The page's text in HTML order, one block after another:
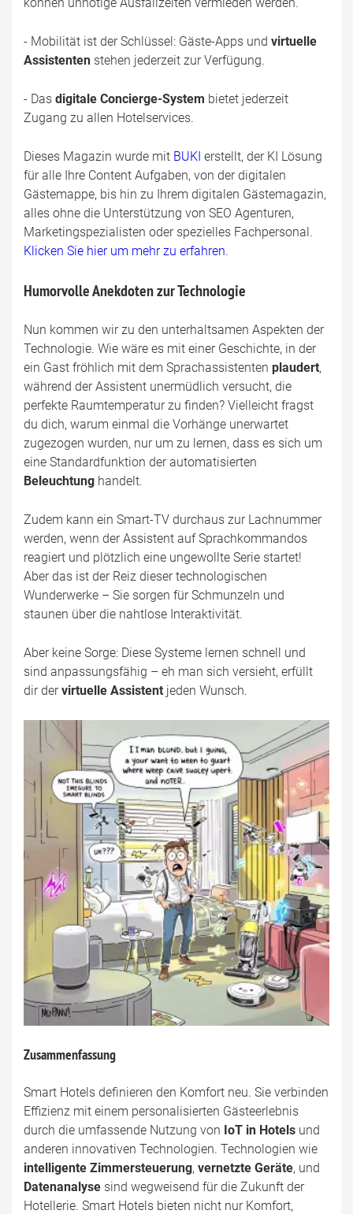
- Mobilität ist der Schlüssel: Gäste-Apps und virtuelle
Assistenten stehen jederzeit zur Verfügung.
- Das digitale Concierge-System bietet jederzeit
Zugang zu allen Hotelservices.
Dieses Magazin wurde mit BUKI erstellt, der KI Lösung
für alle Ihre Content Aufgaben, von der digitalen
Gästemappe, bis hin zu Ihrem digitalen Gästemagazin,
alles ohne die Unterstützung von SEO Agenturen,
Marketingspezialisten oder spezielles Fachpersonal.
Klicken Sie hier um mehr zu erfahren.
Humorvolle Anekdoten zur Technologie
Nun kommen wir zu den unterhaltsamen Aspekten der
Technologie. Wie wäre es mit einer Geschichte, in der
ein Gast fröhlich mit dem Sprachassistenten plaudert,
während der Assistent unermüdlich versucht, die
perfekte Raumtemperatur zu finden? Vielleicht fragst
du dich, warum einmal die Vorhänge unerwartet
zugezogen wurden, nur um zu lernen, dass es sich um
eine Standardfunktion der automatisierten
Beleuchtung handelt.
Zudem kann ein Smart-TV durchaus zur Lachnummer
werden, wenn der Assistent auf Sprachkommandos
reagiert und plötzlich eine ungewollte Serie startet!
Aber das ist der Reiz dieser technologischen
Wunderwerke – Sie sorgen für Schmunzeln und
staunen über die nahtlose Interaktivität.
Aber keine Sorge: Diese Systeme lernen schnell und
sind anpassungsfähig – eh man sich versieht, erfüllt
dir dervirtuelle Assistent jeden Wunsch.
Zusammenfassung
Smart Hotels definieren den Komfort neu. Sie verbinden
Effizienz mit einem personalisierten Gästeerlebnis
durch die umfassende Nutzung von IoT in Hotels und
anderen innovativen Technologien. Technologien wie
intelligente Zimmersteuerung, vernetzte Geräte, und
Datenanalyse sind wegweisend für die Zukunft der
Hotellerie. Smart Hotels bieten nicht nur Komfort,